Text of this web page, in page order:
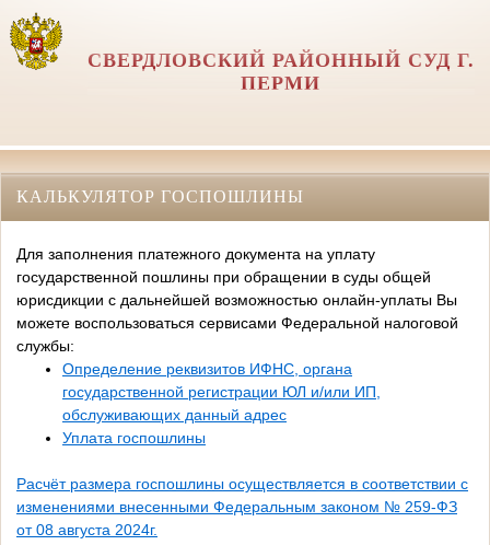
СВЕРДЛОВСКИЙ РАЙОННЫЙ СУД Г.
ПЕРМИ
КАЛЬКУЛЯТОР ГОСПОШЛИНЫ
Для заполнения платежного документа на уплату
государственной пошлины при обращении в суды общей
юрисдикции с дальнейшей возможностью онлайн-уплаты Вы
можете воспользоваться сервисами Федеральной налоговой
службы:
Определение реквизитов ИФНС, органа
государственной регистрации ЮЛ и/или ИП,
обслуживающих данный адрес
Уплата госпошлины
Расчёт размера госпошлины осуществляется в соответствии с
изменениями внесенными Федеральным законом № 259-ФЗ
от 08 августа 2024г.